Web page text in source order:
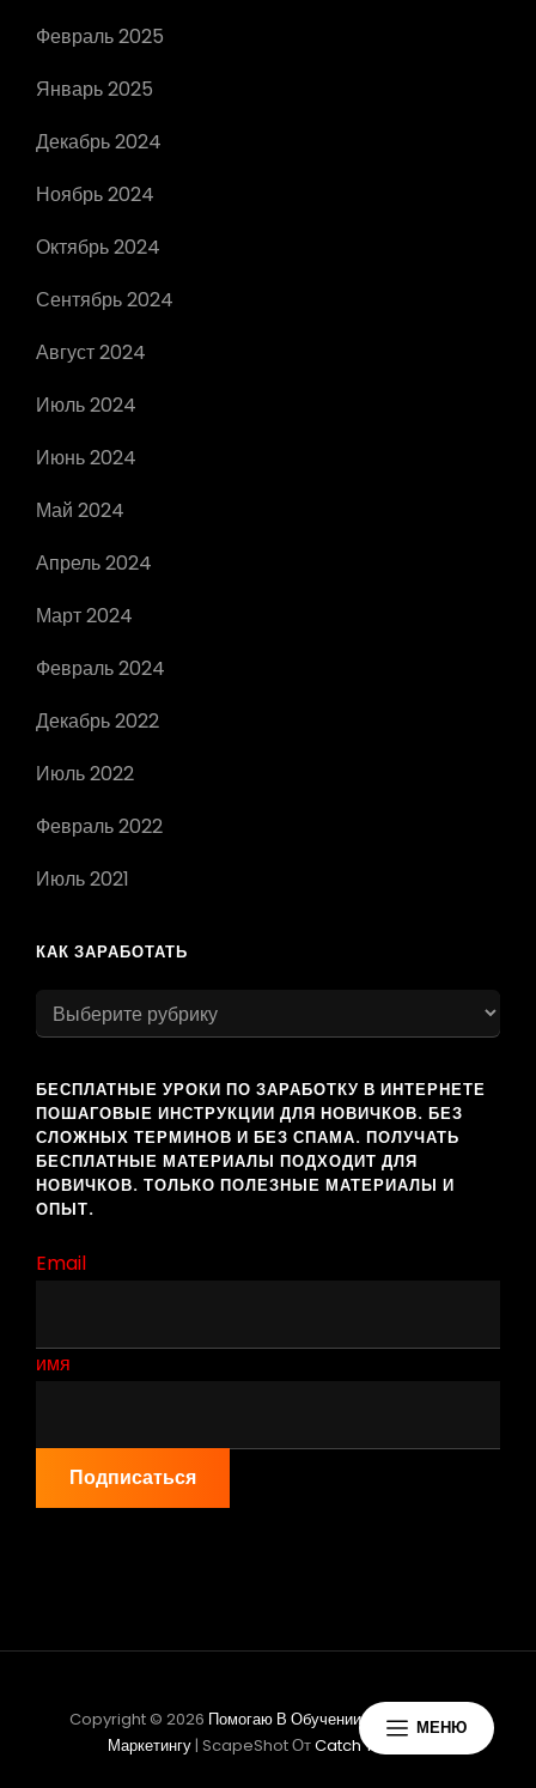
МЕНЮ
Февраль 2025
Январь 2025
Декабрь 2024
Ноябрь 2024
Октябрь 2024
Сентябрь 2024
Август 2024
Июль 2024
Июнь 2024
Май 2024
Апрель 2024
Март 2024
Февраль 2024
Декабрь 2022
Июль 2022
Февраль 2022
Июль 2021
КАК ЗАРАБОТАТЬ
как
заработать
БЕСПЛАТНЫЕ УРОКИ ПО ЗАРАБОТКУ В ИНТЕРНЕТЕ
ПОШАГОВЫЕ ИНСТРУКЦИИ ДЛЯ НОВИЧКОВ. БЕЗ
СЛОЖНЫХ ТЕРМИНОВ И БЕЗ СПАМА. ПОЛУЧАТЬ
БЕСПЛАТНЫЕ МАТЕРИАЛЫ ПОДХОДИТ ДЛЯ
НОВИЧКОВ. ТОЛЬКО ПОЛЕЗНЫЕ МАТЕРИАЛЫ И
ОПЫТ.
Email
имя
Подписаться
Copyright © 2026 Помогаю В Обучении Партнёрскому
Маркетингу | ScapeShot ОтCatch Themes